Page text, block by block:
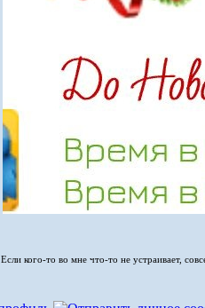
Если кого-то во мне что-то не устраивает,